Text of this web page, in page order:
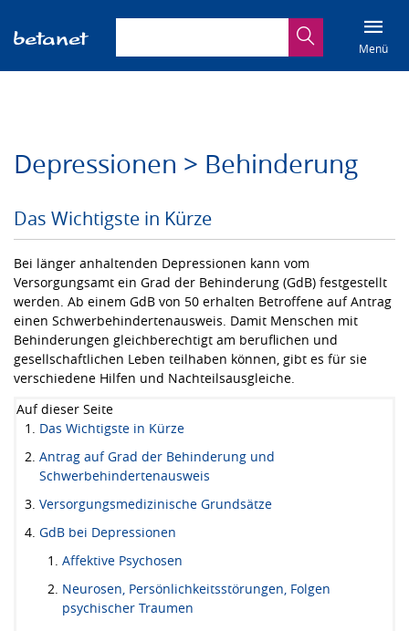
SucheMenü
Depressionen > Behinderung
Das Wichtigste in Kürze
Bei länger anhaltenden Depressionen kann vom
Versorgungsamt ein Grad der Behinderung (GdB) festgestellt
werden. Ab einem GdB von 50 erhalten Betroffene auf Antrag
einen Schwerbehindertenausweis. Damit Menschen mit
Behinderungen gleichberechtigt am beruflichen und
gesellschaftlichen Leben teilhaben können, gibt es für sie
verschiedene Hilfen und Nachteilsausgleiche.
Auf dieser Seite
Das Wichtigste in Kürze
Antrag auf Grad der Behinderung und
Schwerbehindertenausweis
Versorgungsmedizinische Grundsätze
GdB bei Depressionen
Affektive Psychosen
Neurosen, Persönlichkeitsstörungen, Folgen
psychischer Traumen